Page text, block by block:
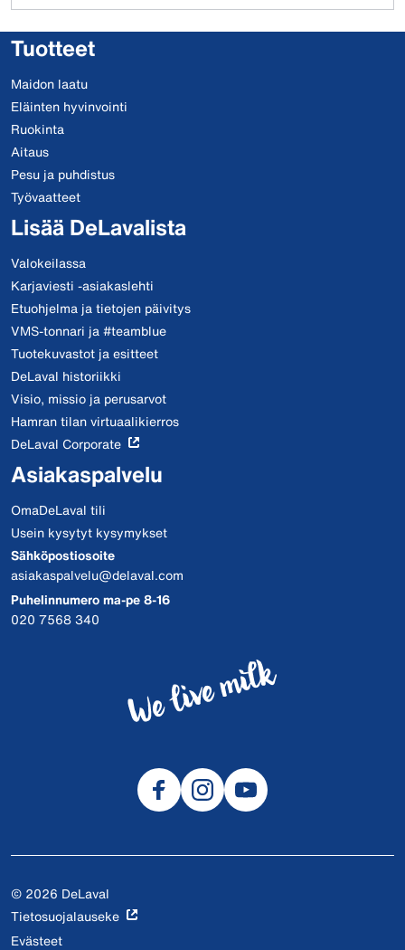
Tuotteet
Maidon laatu
Eläinten hyvinvointi
Ruokinta
Aitaus
Pesu ja puhdistus
Työvaatteet
Lisää DeLavalista
Valokeilassa
Karjaviesti -asiakaslehti
Etuohjelma ja tietojen päivitys
VMS-tonnari ja #teamblue
Tuotekuvastot ja esitteet
DeLaval historiikki
Visio, missio ja perusarvot
Hamran tilan virtuaalikierros
DeLaval Corporate
Asiakaspalvelu
OmaDeLaval tili
Usein kysytyt kysymykset
Sähköpostiosoite
asiakaspalvelu@delaval.com
Puhelinnumero ma-pe 8-16
020 7568 340
© 2026 DeLaval
Tietosuojalauseke
Evästeet